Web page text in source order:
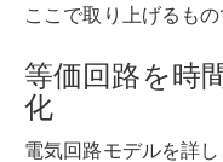
ここで取り上げるもの
等価回路を時
化
電気回路モデルを詳